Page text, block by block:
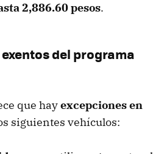
2,886.60 pesos.
del programa
que hayexcepciones en
siguientes vehículos: